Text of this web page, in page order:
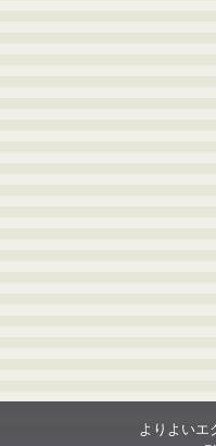
よりよいエ